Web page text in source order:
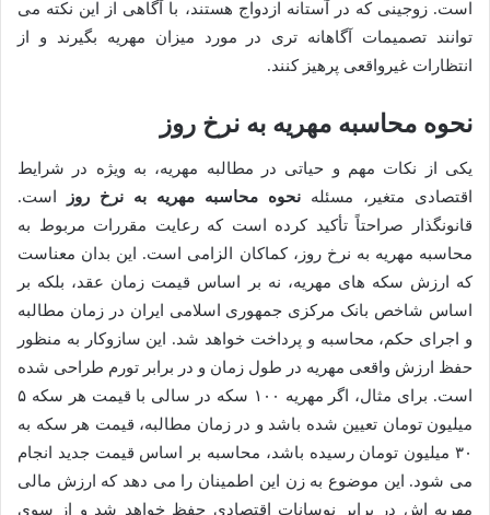
است. زوجینی که در آستانه ازدواج هستند، با آگاهی از این نکته می
توانند تصمیمات آگاهانه تری در مورد میزان مهریه بگیرند و از
انتظارات غیرواقعی پرهیز کنند.
نحوه محاسبه مهریه به نرخ روز
یکی از نکات مهم و حیاتی در مطالبه مهریه، به ویژه در شرایط
اقتصادی متغیر، مسئله نحوه محاسبه مهریه به نرخ روز
است.
قانونگذار صراحتاً تأکید کرده است که رعایت مقررات مربوط به
محاسبه مهریه به نرخ روز، کماکان الزامی است. این بدان معناست
که ارزش سکه های مهریه، نه بر اساس قیمت زمان عقد، بلکه بر
اساس شاخص بانک مرکزی جمهوری اسلامی ایران در زمان مطالبه
و اجرای حکم، محاسبه و پرداخت خواهد شد. این سازوکار به منظور
حفظ ارزش واقعی مهریه در طول زمان و در برابر تورم طراحی شده
است. برای مثال، اگر مهریه ۱۰۰ سکه در سالی با قیمت هر سکه ۵
میلیون تومان تعیین شده باشد و در زمان مطالبه، قیمت هر سکه به
۳۰ میلیون تومان رسیده باشد، محاسبه بر اساس قیمت جدید انجام
می شود. این موضوع به زن این اطمینان را می دهد که ارزش مالی
مهریه اش در برابر نوسانات اقتصادی حفظ خواهد شد و از سوی